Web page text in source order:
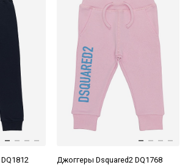
Джоггеры Dsquared2 DQ1768